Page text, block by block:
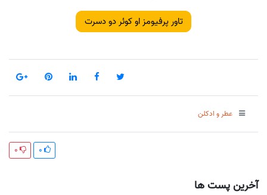
آخرین پست ها
تاور پرفیومز او کوئر دو دسرت
عطر و ادکلن